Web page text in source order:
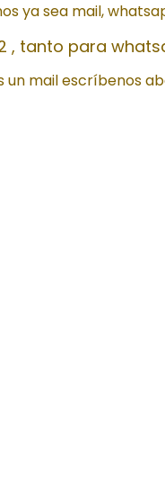
ya sea mail,
, tanto para
un mail escríbenos